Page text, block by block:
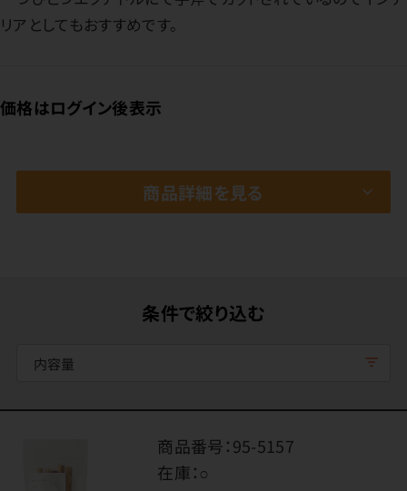
リアとしてもおすすめです。
価格はログイン後表示
商品詳細を見る
条件で絞り込む
内容量
商品番号：95-5157
在庫：○